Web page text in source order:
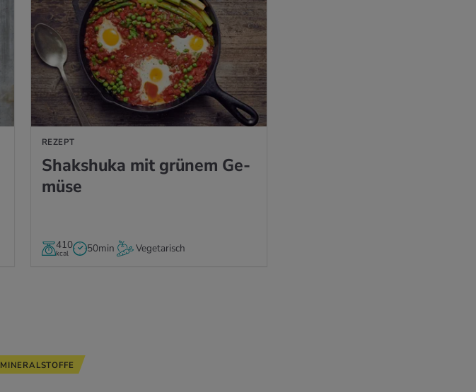
REZEPT
Shaks­hu­ka mit grü­nem Ge­
mü­se
410
kcal 50min Vegetarisch
MINERALSTOFFE